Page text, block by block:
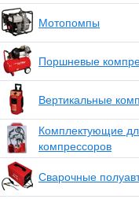
Мотопомпы
Поршневые
Вертикальные
Комплектующие
компрессоров
Сварочные